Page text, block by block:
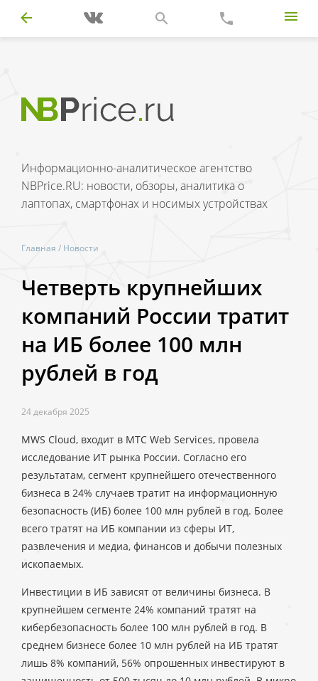
Информационно-аналитическое агентство
NBPrice.RU: новости, обзоры, аналитика о
лаптопах, смартфонах и носимых устройствах
Главная / Новости
Четверть крупнейших
компаний России тратит
на ИБ более 100 млн
рублей в год
24 декабря 2025
MWS Cloud, входит в МТС Web Services, провела
исследование ИТ рынка России. Согласно его
результатам, сегмент крупнейшего отечественного
бизнеса в 24% случаев тратит на информационную
безопасность (ИБ) более 100 млн рублей в год. Более
всего тратят на ИБ компании из сферы ИТ,
развлечения и медиа, финансов и добычи полезных
ископаемых.
Инвестиции в ИБ зависят от величины бизнеса. В
крупнейшем сегменте 24% компаний тратят на
кибербезопасность более 100 млн рублей в год. В
среднем бизнесе более 10 млн рублей на ИБ тратят
лишь 8% компаний, 56% опрошенных инвестируют в